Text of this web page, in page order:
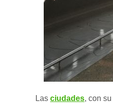
Las ciudades, con su